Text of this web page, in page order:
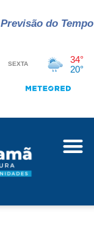
Previsão do Tempo